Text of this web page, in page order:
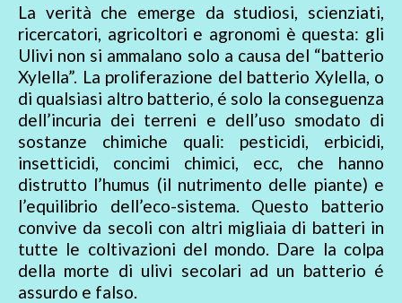
La verità che emerge da studiosi, scienziati,
ricercatori, agricoltori e agronomi è questa: gli
Ulivi non si ammalano solo a causa del “batterio
Xylella”. La proliferazione del batterio Xylella, o
di qualsiasi altro batterio, é solo la conseguenza
dell’incuria dei terreni e dell’uso smodato di
sostanze chimiche quali: pesticidi, erbicidi,
insetticidi, concimi chimici, ecc, che hanno
distrutto l’humus (il nutrimento delle piante) e
l’equilibrio dell’eco-sistema. Questo batterio
convive da secoli con altri migliaia di batteri in
tutte le coltivazioni del mondo. Dare la colpa
della morte di ulivi secolari ad un batterio é
assurdo e falso.